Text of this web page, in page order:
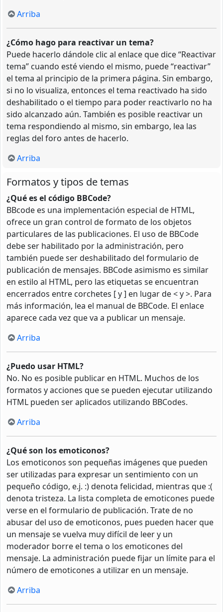
Arriba
¿Cómo hago para reactivar un tema?
Puede hacerlo dándole clic al enlace que dice “Reactivar
tema” cuando esté viendo el mismo, puede “reactivar”
el tema al principio de la primera página. Sin embargo,
si no lo visualiza, entonces el tema reactivado ha sido
deshabilitado o el tiempo para poder reactivarlo no ha
sido alcanzado aún. También es posible reactivar un
tema respondiendo al mismo, sin embargo, lea las
reglas del foro antes de hacerlo.
Arriba
Formatos y tipos de temas
¿Qué es el código BBCode?
BBcode es una implementación especial de HTML,
ofrece un gran control de formato de los objetos
particulares de las publicaciones. El uso de BBCode
debe ser habilitado por la administración, pero
también puede ser deshabilitado del formulario de
publicación de mensajes. BBCode asimismo es similar
en estilo al HTML, pero las etiquetas se encuentran
encerrados entre corchetes [ y ] en lugar de < y >. Para
más información, lea el manual de BBCode. El enlace
aparece cada vez que va a publicar un mensaje.
Arriba
¿Puedo usar HTML?
No. No es posible publicar en HTML. Muchos de los
formatos y acciones que se pueden ejecutar utilizando
HTML pueden ser aplicados utilizando BBCodes.
Arriba
¿Qué son los emoticonos?
Los emoticonos son pequeñas imágenes que pueden
ser utilizadas para expresar un sentimiento con un
pequeño código, e.j. :) denota felicidad, mientras que :(
denota tristeza. La lista completa de emoticones puede
verse en el formulario de publicación. Trate de no
abusar del uso de emoticonos, pues pueden hacer que
un mensaje se vuelva muy difícil de leer y un
moderador borre el tema o los emoticones del
mensaje. La administración puede fijar un límite para el
número de emoticones a utilizar en un mensaje.
Arriba